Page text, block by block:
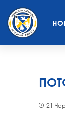
21